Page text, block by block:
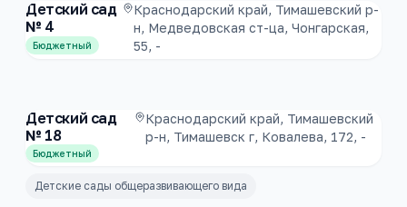
Детский сад
№ 4
Бюджетный
Краснодарский край, Тимашевский р-
н, Медведовская ст-ца, Чонгарская,
55, -
Детский сад
№ 18
Бюджетный
Краснодарский край, Тимашевский
р-н, Тимашевск г, Ковалева, 172, -
Детские сады общеразвивающего вида